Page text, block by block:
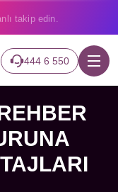
takip edin.
444 6 550